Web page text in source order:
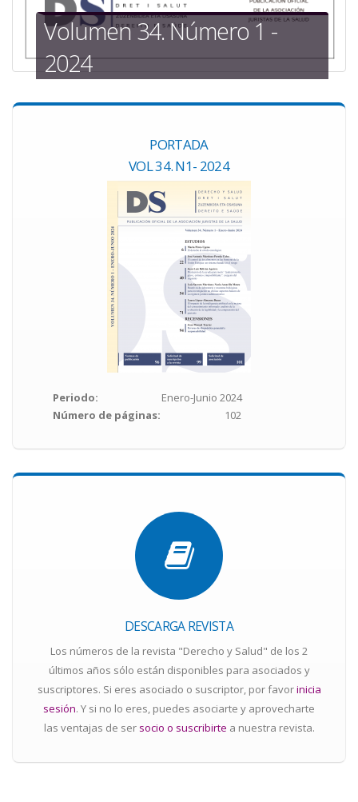
navegación
Volumen 34. Número 1 -
2024
PORTADA
VOL 34. N1- 2024
Periodo
Enero-Junio 2024
Número de páginas
102
DESCARGA REVISTA
Los números de la revista "Derecho y Salud" de los 2
últimos años sólo están disponibles para asociados y
suscriptores. Si eres asociado o suscriptor, por favorinicia
sesión. Y si no lo eres, puedes asociarte y aprovecharte
las ventajas de ser socio o suscribirte a nuestra revista.